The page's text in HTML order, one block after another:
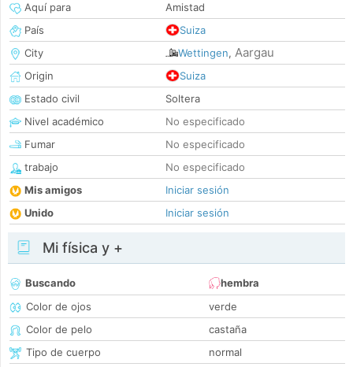
Aquí para
Amistad
País
Suiza
City
Wettingen, Aargau
Origin
Suiza
Estado civil
Soltera
Nivel académico
No especificado
Fumar
No especificado
trabajo
No especificado
Mis amigos
Iniciar sesión
Unido
Iniciar sesión
Mi física y +
Buscando
hembra
Color de ojos
verde
Color de pelo
castaña
Tipo de cuerpo
normal